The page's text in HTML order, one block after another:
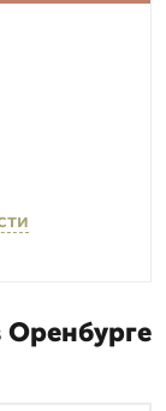
Оренбурге